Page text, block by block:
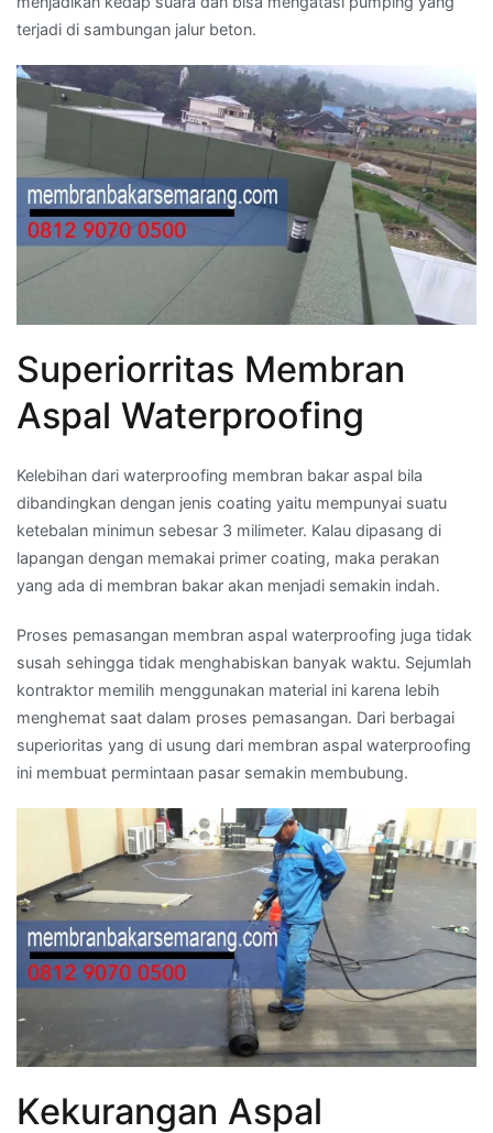
terjadi di sambungan jalur beton.
Superiorritas Membran
Aspal Waterproofing
Kelebihan dari waterproofing membran bakar aspal bila
dibandingkan dengan jenis coating yaitu mempunyai suatu
ketebalan minimun sebesar 3 milimeter. Kalau dipasang di
lapangan dengan memakai primer coating, maka perakan
yang ada di membran bakar akan menjadi semakin indah.
Proses pemasangan membran aspal waterproofing juga tidak
susah sehingga tidak menghabiskan banyak waktu. Sejumlah
kontraktor memilih menggunakan material ini karena lebih
menghemat saat dalam proses pemasangan. Dari berbagai
superioritas yang di usung dari membran aspal waterproofing
ini membuat permintaan pasar semakin membubung.
Kekurangan Aspal